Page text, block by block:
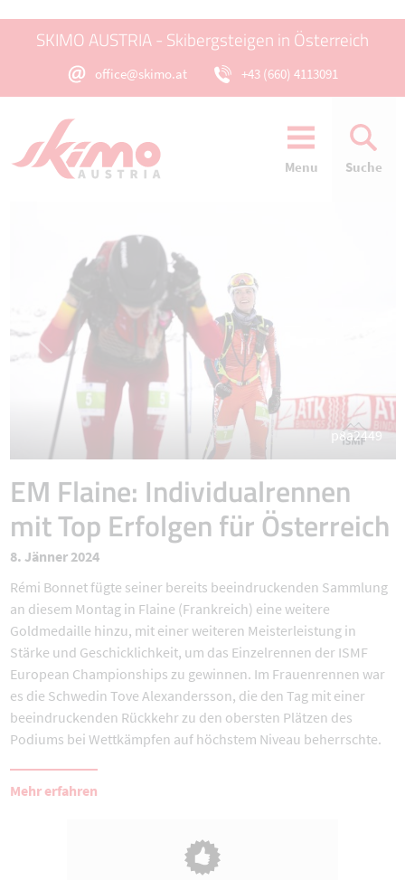
SKIMO AUSTRIA - Skibergsteigen in Österreich
office@skimo.at +43 (660) 4113091
Menu Suche
p8a2449
EM Flaine: Individualrennen
mit Top Erfolgen für Österreich
8. Jänner 2024
Rémi Bonnet fügte seiner bereits beeindruckenden Sammlung
an diesem Montag in Flaine (Frankreich) eine weitere
Goldmedaille hinzu, mit einer weiteren Meisterleistung in
Stärke und Geschicklichkeit, um das Einzelrennen der ISMF
European Championships zu gewinnen. Im Frauenrennen war
es die Schwedin Tove Alexandersson, die den Tag mit einer
beeindruckenden Rückkehr zu den obersten Plätzen des
Podiums bei Wettkämpfen auf höchstem Niveau beherrschte.
Mehr erfahren